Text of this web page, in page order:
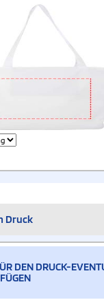
Druck
DEN DRUCK-